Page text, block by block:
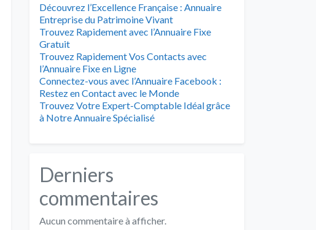
Découvrez l’Excellence Française : Annuaire
Entreprise du Patrimoine Vivant
Trouvez Rapidement avec l’Annuaire Fixe
Gratuit
Trouvez Rapidement Vos Contacts avec
l’Annuaire Fixe en Ligne
Connectez-vous avec l’Annuaire Facebook :
Restez en Contact avec le Monde
Trouvez Votre Expert-Comptable Idéal grâce
à Notre Annuaire Spécialisé
Derniers
commentaires
Aucun commentaire à afficher.